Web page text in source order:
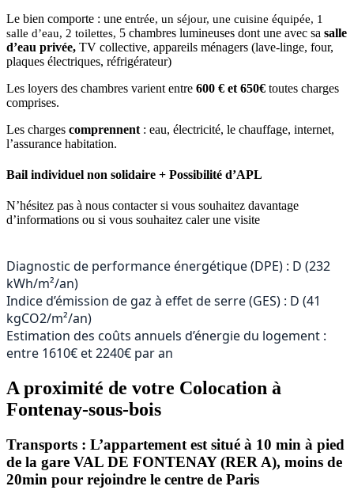
Le bien comporte : une entrée, un séjour, une cuisine équipée, 1
salle d’eau, 2 toilettes, 5 chambres lumineuses dont une avec sa salle
d’eau privée, TV collective, appareils ménagers (lave-linge, four,
plaques électriques, réfrigérateur)
Les loyers des chambres varient entre 600 € et 650€ toutes charges
comprises.
Les charges comprennent : eau, électricité, le chauffage, internet,
l’assurance habitation.
Bail individuel non solidaire + Possibilité d’APL
N’hésitez pas à nous contacter si vous souhaitez davantage
d’informations ou si vous souhaitez caler une visite
Diagnostic de performance énergétique (DPE) : D (232
kWh/m²/an)
Indice d’émission de gaz à effet de serre (GES) : D (41
kgCO2/m²/an)
Estimation des coûts annuels d’énergie du logement :
entre 1610€ et 2240€ par an
A proximité de votre Colocation à
Fontenay-sous-bois
Transports : L’appartement est situé à 10 min à pied
de la gare VAL DE FONTENAY (RER A), moins de
20min pour rejoindre le centre de Paris